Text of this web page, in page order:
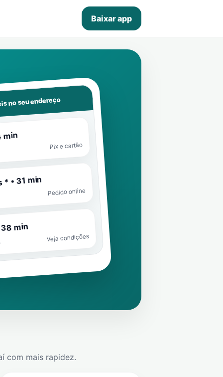
Baixar app
no seu endereço
min
Pix e cartão
• 31 min
Pedido online
min
Veja condições
com mais rapidez.